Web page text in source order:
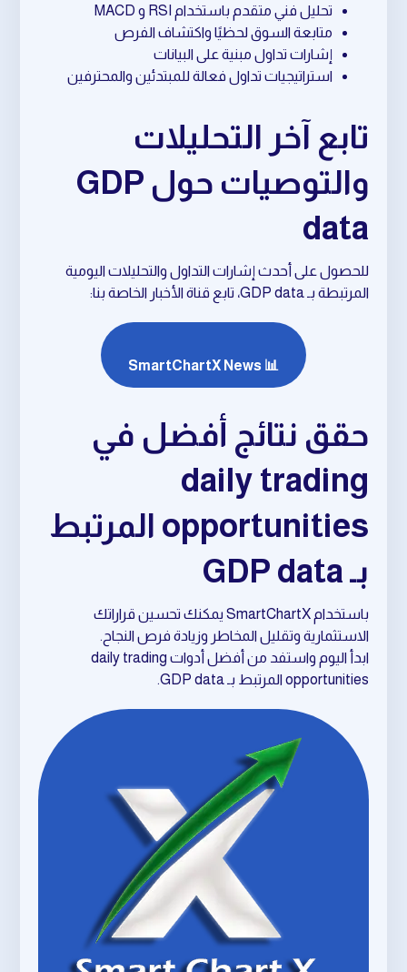
تحليل فني متقدم باستخدام RSI و MACD
متابعة السوق لحظيًا واكتشاف الفرص
إشارات تداول مبنية على البيانات
استراتيجيات تداول فعالة للمبتدئين والمحترفين
تابع آخر التحليلات
والتوصيات حول GDP
data
للحصول على أحدث إشارات التداول والتحليلات اليومية
المرتبطة بـ GDP data، تابع قناة الأخبار الخاصة بنا:
📊 SmartChartX News
حقق نتائج أفضل في
daily trading
opportunities المرتبط
بـ GDP data
باستخدام SmartChartX يمكنك تحسين قراراتك
الاستثمارية وتقليل المخاطر وزيادة فرص النجاح.
ابدأ اليوم واستفد من أفضل أدوات daily trading
opportunities المرتبط بـ GDP data.